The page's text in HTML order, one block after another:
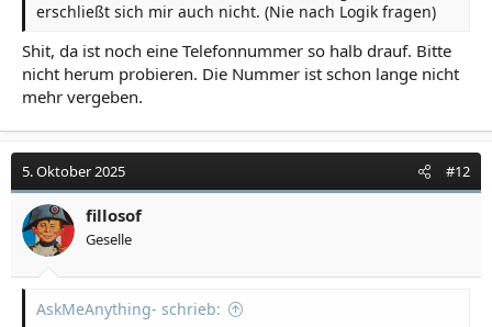
erschließt sich mir auch nicht. (Nie nach Logik fragen)
Shit, da ist noch eine Telefonnummer so halb drauf. Bitte
nicht herum probieren. Die Nummer ist schon lange nicht
mehr vergeben.
5. Oktober 2025 #12
fillosof
Geselle
AskMeAnything- schrieb: